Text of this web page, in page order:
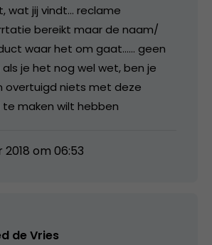
wat jij vindt… reclame
bereikt maar de naam/
waar het om gaat…… geen
je het nog wel wet, ben je
overtuigd niets met deze
te maken wilt hebben
om 06:53
de Vries